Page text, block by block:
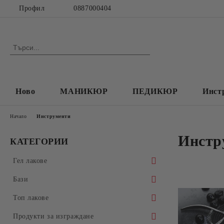
Профил 0887000404
Ново МАНИКЮР ПЕДИКЮР
КАТЕГОРИИ
Гел лакове
Колекция Spectrum 7ml
Колекция Spectrum 14 ml
Колекция Spectrum Shot 5гр.
Бази
Прозрачни Бази за гел лак
Колекции цветни бази
Топ лакове
Прозрачни топ покрития
Продукти за изграждане
Начало Инструменти